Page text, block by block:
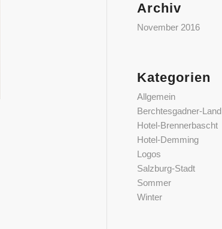
Archiv
November 2016
Kategorien
Allgemein
Berchtesgadner-Land
Hotel-Brennerbascht
Hotel-Demming
Logos
Salzburg-Stadt
Sommer
Winter